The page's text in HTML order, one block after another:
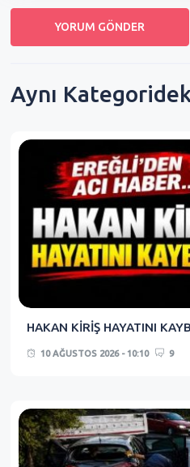
Aynı
HAKAN KİRİŞ HAYATINI
10 AĞUSTOS 2026 - 10:10 9